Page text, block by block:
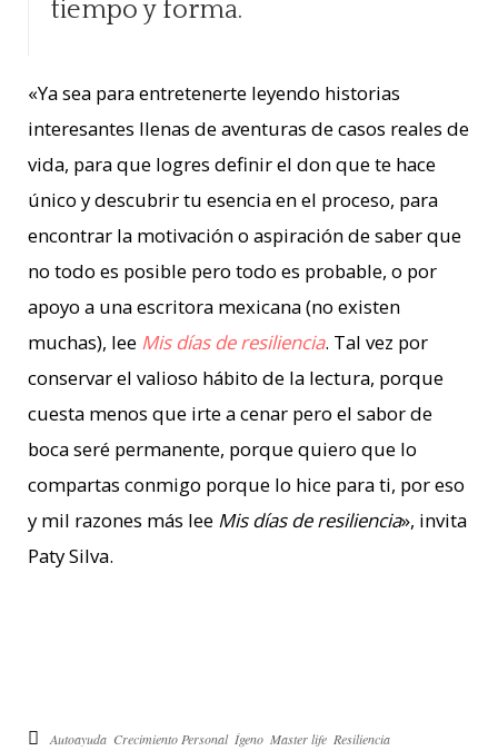
tiempo y forma.
«Ya sea para entretenerte leyendo historias
interesantes llenas de aventuras de casos reales de
vida, para que logres definir el don que te hace
único y descubrir tu esencia en el proceso, para
encontrar la motivación o aspiración de saber que
no todo es posible pero todo es probable, o por
apoyo a una escritora mexicana (no existen
muchas), lee Mis días de resiliencia. Tal vez por
conservar el valioso hábito de la lectura, porque
cuesta menos que irte a cenar pero el sabor de
boca seré permanente, porque quiero que lo
compartas conmigo porque lo hice para ti, por eso
y mil razones más lee Mis días de resiliencia», invita
Paty Silva.
Autoayuda Crecimiento Personal Ígeno Master life Resiliencia